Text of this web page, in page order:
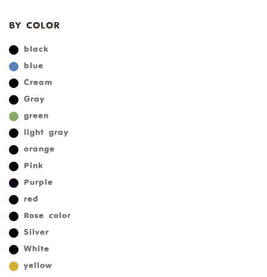
BY COLOR
black
blue
Cream
Gray
green
light gray
orange
Pink
Purple
red
Rose color
Silver
White
yellow